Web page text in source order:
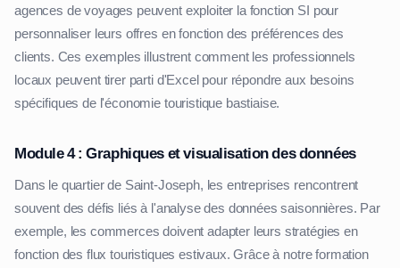
agences de voyages peuvent exploiter la fonction SI pour
personnaliser leurs offres en fonction des préférences des
clients. Ces exemples illustrent comment les professionnels
locaux peuvent tirer parti d'Excel pour répondre aux besoins
spécifiques de l'économie touristique bastiaise.
Module 4 : Graphiques et visualisation des données
Dans le quartier de Saint-Joseph, les entreprises rencontrent
souvent des défis liés à l'analyse des données saisonnières. Par
exemple, les commerces doivent adapter leurs stratégies en
fonction des flux touristiques estivaux. Grâce à notre formation